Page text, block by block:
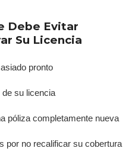
Debe Evitar
Su Licencia
pronto
su licencia
póliza completamente nueva
por no recalificar su cobertura